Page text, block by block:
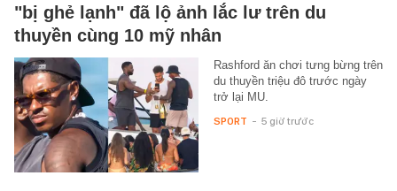
"bị ghẻ lạnh" đã lộ ảnh lắc lư trên du
thuyền cùng 10 mỹ nhân
Rashford ăn chơi tưng bừng trên
du thuyền triệu đô trước ngày
trở lại MU.
SPORT - 5 giờ trước